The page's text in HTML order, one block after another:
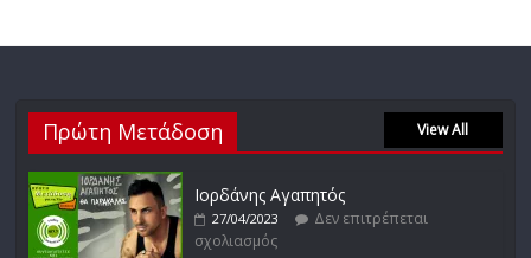
27/01/2023
σχολιασμός
Απόστολος Ρίζος
Πρώτη Μετάδοση View All
Ιορδάνης Αγαπητός
27/04/2023
Δεν επιτρέπεται
σχολιασμός